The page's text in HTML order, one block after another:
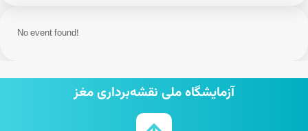
No event found!
آزمایشگاه ملی نقشه‌برداری مغز